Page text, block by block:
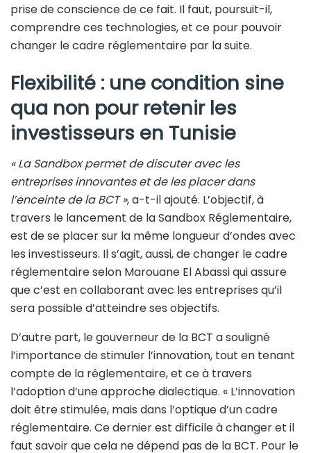
prise de conscience de ce fait. Il faut, poursuit-il,
comprendre ces technologies, et ce pour pouvoir
changer le cadre réglementaire par la suite.
Flexibilité : une condition sine
qua non pour retenir les
investisseurs en Tunisie
« La Sandbox permet de discuter avec les
entreprises innovantes et de les placer dans
l’enceinte de la BCT », a-t-il ajouté. L’objectif, à
travers le lancement de la Sandbox Réglementaire,
est de se placer sur la même longueur d’ondes avec
les investisseurs. Il s’agit, aussi, de changer le cadre
réglementaire selon Marouane El Abassi qui assure
que c’est en collaborant avec les entreprises qu’il
sera possible d’atteindre ses objectifs.
D’autre part, le gouverneur de la BCT a souligné
l’importance de stimuler l’innovation, tout en tenant
compte de la réglementaire, et ce à travers
l’adoption d’une approche dialectique. « L’innovation
doit être stimulée, mais dans l’optique d’un cadre
réglementaire. Ce dernier est difficile à changer et il
faut savoir que cela ne dépend pas de la BCT. Pour le